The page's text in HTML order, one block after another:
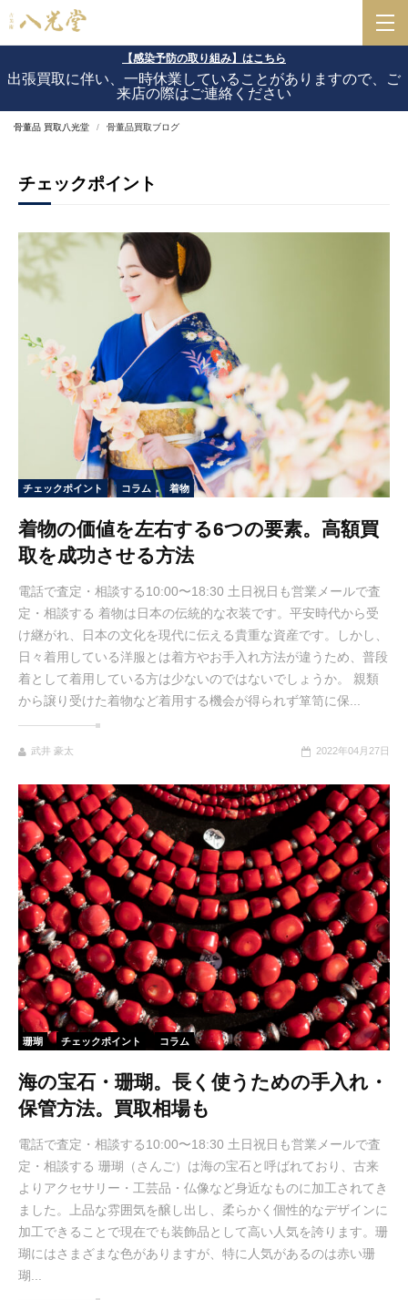
【感染予防の取り組み】はこちら
出張買取に伴い、一時休業していることがありますので、ご
来店の際はご連絡ください
骨董品 買取八光堂 骨董品買取ブログ
チェックポイント
チェックポイント コラム 着物
着物の価値を左右する6つの要素。高額買
取を成功させる方法
電話で査定・相談する10:00〜18:30 土日祝日も営業メールで査
定・相談する 着物は日本の伝統的な衣装です。平安時代から受
け継がれ、日本の文化を現代に伝える貴重な資産です。しかし、
日々着用している洋服とは着方やお手入れ方法が違うため、普段
着として着用している方は少ないのではないでしょうか。 親類
から譲り受けた着物など着用する機会が得られず箪笥に保...
武井 豪太 2022年04月27日
珊瑚 チェックポイント コラム
海の宝石・珊瑚。長く使うための手入れ・
保管方法。買取相場も
電話で査定・相談する10:00〜18:30 土日祝日も営業メールで査
定・相談する 珊瑚（さんご）は海の宝石と呼ばれており、古来
よりアクセサリー・工芸品・仏像など身近なものに加工されてき
ました。上品な雰囲気を醸し出し、柔らかく個性的なデザインに
加工できることで現在でも装飾品として高い人気を誇ります。珊
瑚にはさまざまな色がありますが、特に人気があるのは赤い珊
瑚...